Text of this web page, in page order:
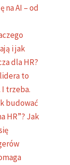
na AI – od
i jak
dla HR?
to
trzeba.
budować
HR”? Jak